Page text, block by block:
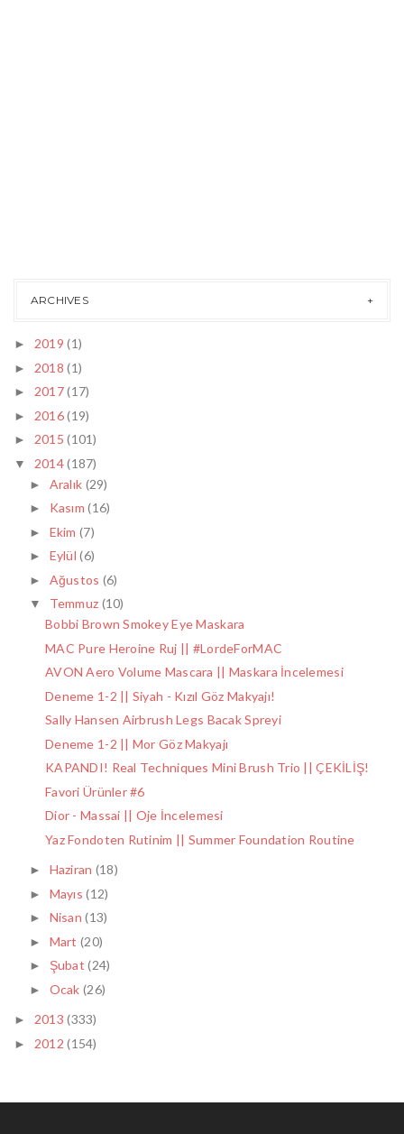
ARCHIVES
► 2019(1)
► 2018(1)
► 2017(17)
► 2016(19)
► 2015(101)
▼ 2014(187)
► Aralık (29)
► Kasım(16)
► Ekim(7)
► Eylül(6)
► Ağustos (6)
▼ Temmuz (10)
Bobbi Brown Smokey Eye Maskara
MAC Pure Heroine Ruj || #LordeForMAC
AVON Aero Volume Mascara || Maskara İncelemesi
Deneme 1-2 || Siyah - Kızıl Göz Makyajı!
Sally Hansen Airbrush Legs Bacak Spreyi
Deneme 1-2 || Mor Göz Makyajı
KAPANDI! Real Techniques Mini Brush Trio || ÇEKİLİŞ!
Favori Ürünler #6
Dior - Massai || Oje İncelemesi
Yaz Fondoten Rutinim || Summer Foundation Routine
► Haziran (18)
► Mayıs(12)
► Nisan(13)
► Mart(20)
► Şubat(24)
► Ocak(26)
► 2013(333)
► 2012(154)